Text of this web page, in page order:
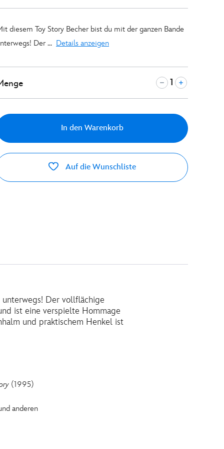
diesem Toy Story Becher bist du mit der ganzen Bande
Der ... Details anzeigen
In den Warenkorb
Auf die Wunschliste
Der vollflächige
ist eine verspielte Hommage
und praktischem Henkel ist
(1995)
anderen